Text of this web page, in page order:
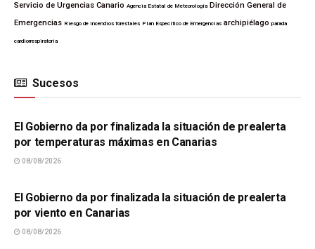
Servicio de Urgencias Canario Agencia Estatal de Meteorología Dirección General de
Emergencias Riesgo de incendios forestales Plan Específico de Emergencias archipiélago parada
cardiorrespiratoria
Sucesos
SUCESOS
El Gobierno da por finalizada la situación de prealerta
por temperaturas máximas en Canarias
08/08/2026
El Gobierno da por finalizada la situación de prealerta
por viento en Canarias
08/08/2026